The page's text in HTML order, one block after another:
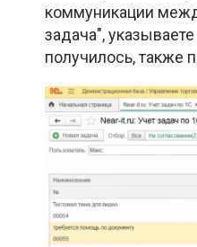
коммуникации
задача",
получилось, также